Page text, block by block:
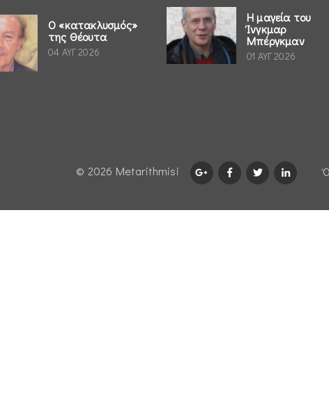
Ο «κατακλυσμός»
της Θέουτα
04 ΑΥΓ 2026
Η μαγεία του
Ίνγκμαρ
Μπέργκμαν
01 ΑΥΓ 2026
© 2026 Μetarithmisi